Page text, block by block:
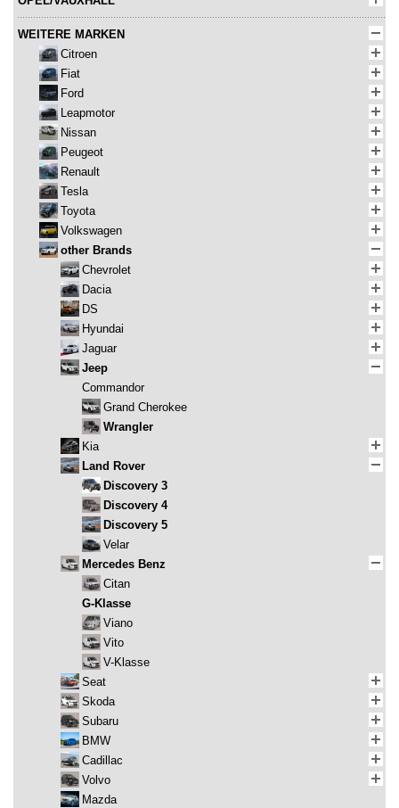
WEITERE MARKEN
Citroen
Fiat
Ford
Leapmotor
Nissan
Peugeot
Renault
Tesla
Toyota
Volkswagen
other Brands
Chevrolet
Dacia
DS
Hyundai
Jaguar
Jeep
Commandor
Grand Cherokee
Wrangler
Kia
Land Rover
Discovery 3
Discovery 4
Discovery 5
Velar
Mercedes Benz
Citan
G-Klasse
Viano
Vito
V-Klasse
Seat
Skoda
Subaru
BMW
Cadillac
Volvo
Mazda